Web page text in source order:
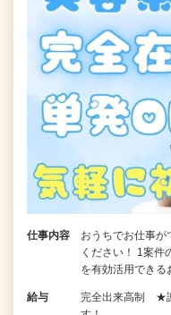
仕事内容
おうちでお仕事が
ください！ 1案件
を有効活用でき
給与
完全出来高制 ★